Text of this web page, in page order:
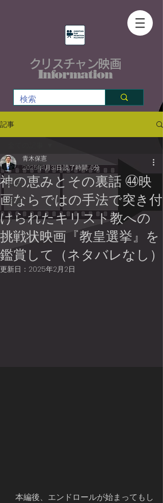
クリスチャン映画
Information
記事
全ての記事
映画
音楽
イベント
神の恵みとその裏話 ㊹映
画ならではの手法で突き付
けられたキリスト教への
挑戦状映画『教皇選挙』を
鑑賞して（ネタバレなし）
青木保憲
2025年1月31日読了時間: 6分
更新日： 2025年2月2日